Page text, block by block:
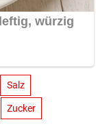
Salz
Zucker